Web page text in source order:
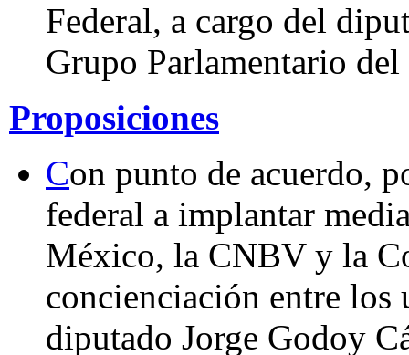
Federal, a cargo del
Grupo Parlamentario
Proposiciones
Con punto de acuerdo,
federal a implantar
México, la CNBV y la
concienciación entre los
diputado Jorge Godoy